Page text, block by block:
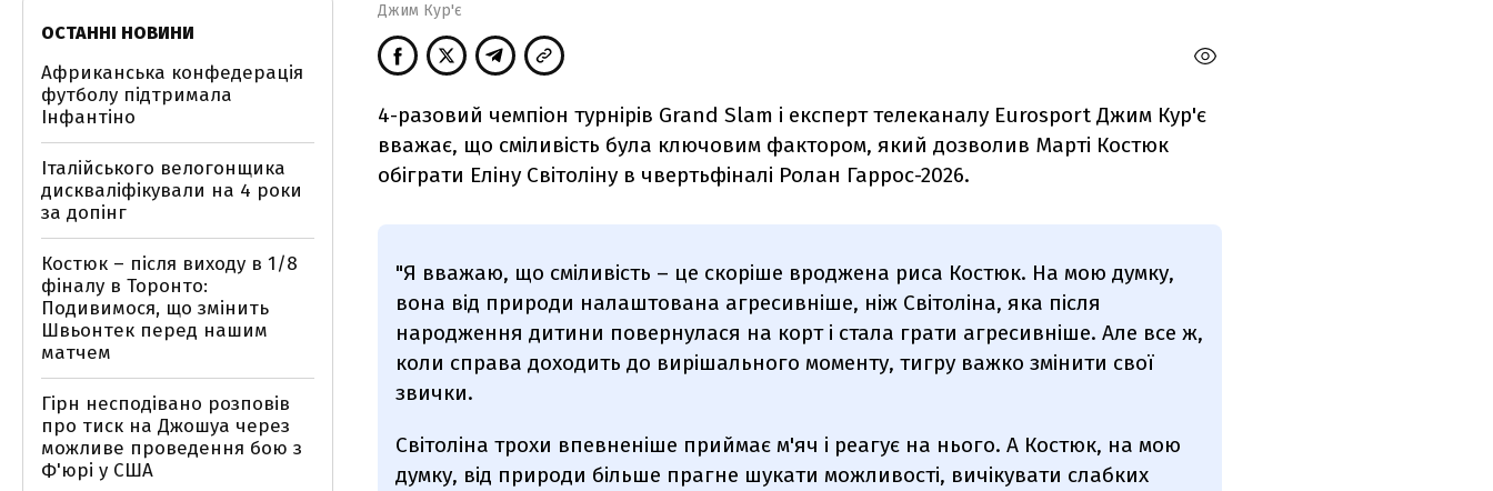
Джим Кур'є
4-разовий чемпіон турнірів Grand Slam і експерт телеканалу Eurosport Джим Кур'є
вважає, що сміливість була ключовим фактором, який дозволив Марті Костюк
обіграти Еліну Світоліну в чвертьфіналі Ролан Гаррос-2026.
"Я вважаю, що сміливість – це скоріше вроджена риса Костюк. На мою думку,
вона від природи налаштована агресивніше, ніж Світоліна, яка після
народження дитини повернулася на корт і стала грати агресивніше. Але все ж,
коли справа доходить до вирішального моменту, тигру важко змінити свої
звички.
Світоліна трохи впевненіше приймає м'яч і реагує на нього. А Костюк, на мою
думку, від природи більше прагне шукати можливості, вичікувати слабких
ОСТАННІ НОВИНИ
Африканська конфедерація
футболу підтримала
Інфантіно
Італійського велогонщика
дискваліфікували на 4 роки
за допінг
Костюк – після виходу в 1/8
фіналу в Торонто:
Подивимося, що змінить
Швьонтек перед нашим
матчем
Гірн несподівано розповів
про тиск на Джошуа через
можливе проведення бою з
Ф'юрі у США